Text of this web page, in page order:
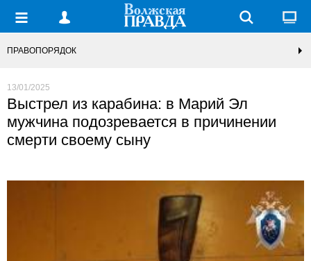
ПРАВОПОРЯДОК
13/01/2025
Выстрел из карабина: в Марий Эл
мужчина подозревается в причинении
смерти своему сыну